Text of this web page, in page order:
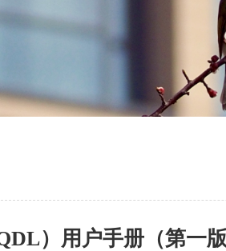
）用户手册（第一版